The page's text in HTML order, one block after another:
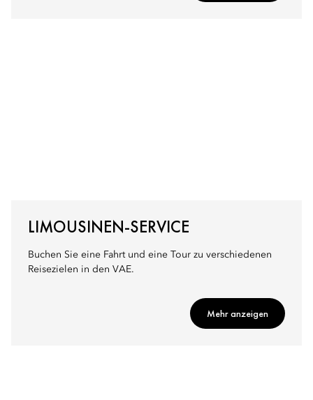
LIMOUSINEN-SERVICE
Buchen Sie eine Fahrt und eine Tour zu verschiedenen
Reisezielen in den VAE.
Mehr anzeigen